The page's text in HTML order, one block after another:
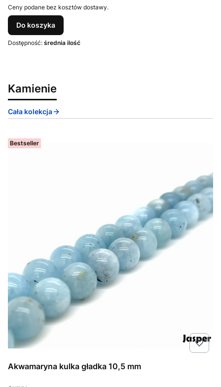
Ceny podane bez kosztów dostawy.
Do koszyka
Dostępność: średnia ilość
Kamienie
Cała kolekcja
Bestseller
Akwamaryna kulka gładka 10,5 mm